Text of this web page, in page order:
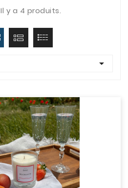
Il y a 4 produits.
